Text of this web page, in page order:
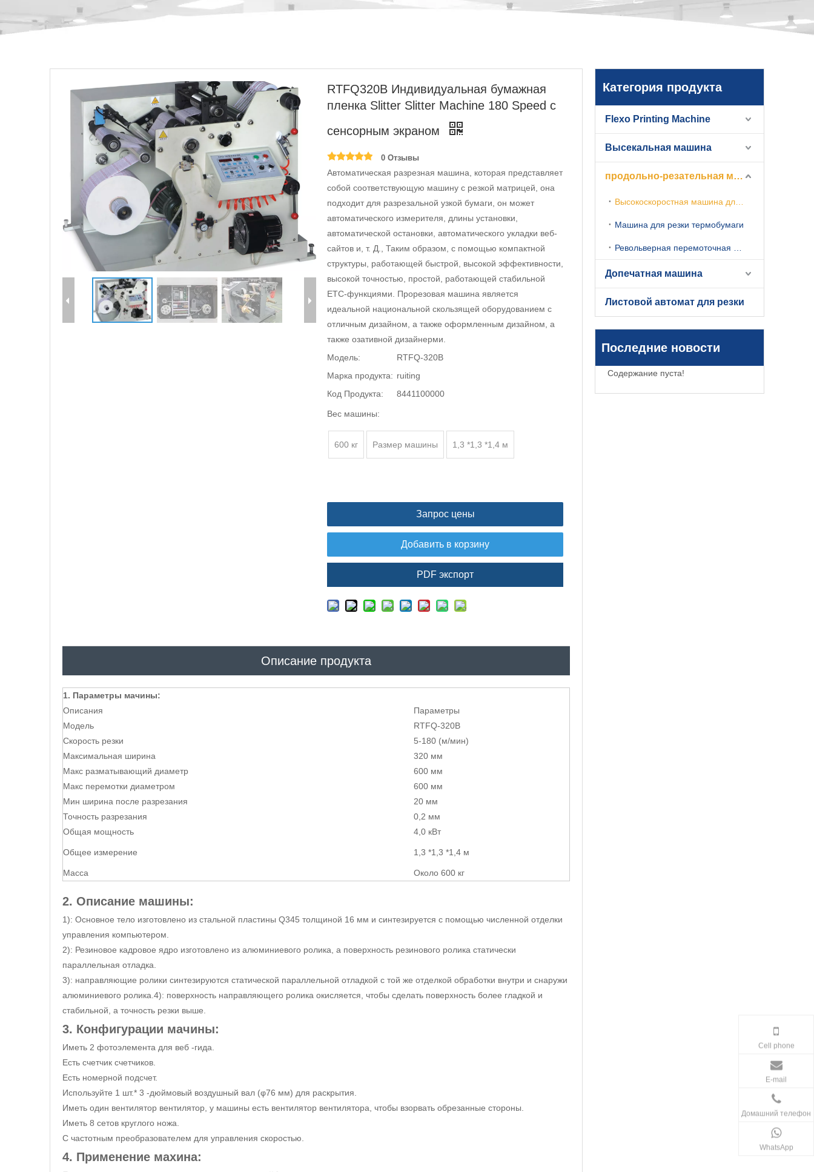
RTFQ320B Индивидуальная бумажная
пленка Slitter Slitter Machine 180 Speed ​​с
сенсорным экраном
0 Отзывы
Автоматическая разрезная машина, которая представляет
собой соответствующую машину с резкой матрицей, она
подходит для разрезальной узкой бумаги, он может
автоматического измерителя, длины установки,
автоматической остановки, автоматического укладки веб-
сайтов и, т. Д., Таким образом, с помощью компактной
структуры, работающей быстрой, высокой эффективности,
высокой точностью, простой, работающей стабильной
ETC-функциями. Прорезовая машина является
идеальной национальной скользящей оборудованием с
отличным дизайном, а также оформленным дизайном, а
также озативной дизайнерми.
Модель:
RTFQ-320B
Марка продукта: ruiting
Код Продукта:
8441100000
Вес машины:
600 кг Размер машины 1,3 *1,3 *1,4 м
Запрос цены
Добавить в корзину
PDF экспорт
Описание продукта
1. Параметры мачины:
Описания
Параметры
Модель
RTFQ-320B
Скорость резки
5-180 (м/мин)
Максимальная ширина
320 мм
Макс разматывающий диаметр
600 мм
Макс перемотки диаметром
600 мм
Мин ширина после разрезания
20 мм
Точность разрезания
0,2 мм
Общая мощность
4,0 кВт
Общее измерение 1,3 *1,3 *1,4 м
Масса Около 600 кг
2. Описание машины:
1): Основное тело изготовлено из стальной пластины Q345 толщиной 16 мм и синтезируется с помощью численной отделки
управления компьютером.
2): Резиновое кадровое ядро ​​изготовлено из алюминиевого ролика, а поверхность резинового ролика статически
параллельная отладка.
3): направляющие ролики синтезируются статической параллельной отладкой с той же отделкой обработки внутри и снаружи
алюминиевого ролика.4): поверхность направляющего ролика окисляется, чтобы сделать поверхность более гладкой и
стабильной, а точность резки выше.
3. Конфигурации мачины:
Иметь 2 фотоэлемента для веб -гида.
Есть счетчик счетчиков.
Есть номерной подсчет.
Используйте 1 шт.* 3 -дюймовый воздушный вал (φ76 мм) для раскрытия.
Иметь один вентилятор вентилятор, у машины есть вентилятор вентилятора, чтобы взорвать обрезанные стороны.
Иметь 8 сетов круглого ножа.
С частотным преобразователем для управления скоростью.
4. Применение махина:
Категория продукта
Flexo Printing Machine
Высекальная машина
продольно-резательная машина
Машина для резки термобумаги
Допечатная машина
Листовой автомат для резки
Последние новости
Содержание пуста!
Cell phone
E-mail
Домашний телефон
WhatsApp